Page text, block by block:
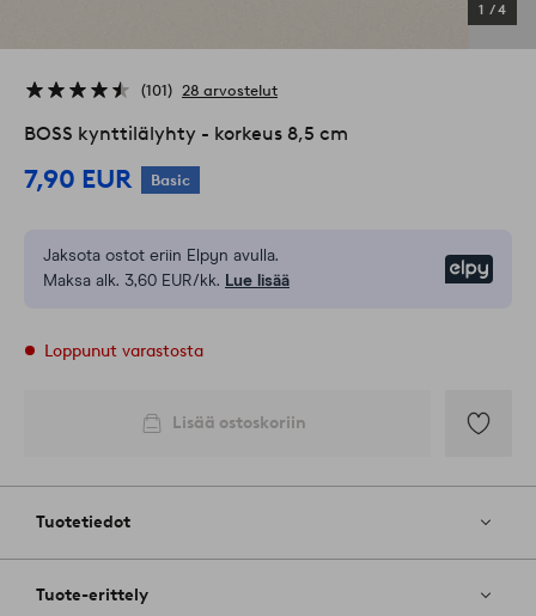
1 /4
101 28 arvostelut
BOSS kynttilälyhty - korkeus 8,5 cm
7,90 EUR Basic
Jaksota ostot eriin Elpyn avulla.
Maksa alk. 3,60 EUR/kk. Lue lisää
Loppunut varastosta
Lisää ostoskoriin
Tuotetiedot
Tuote-erittely